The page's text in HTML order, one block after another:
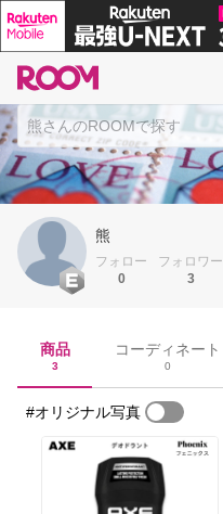
熊
フォロー
0
フォロワー
3
商品
3
コーディネート
0
#オリジナル写真